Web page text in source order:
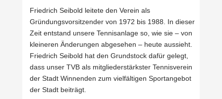
Friedrich Seibold leitete den Verein als
Gründungsvorsitzender von 1972 bis 1988. In dieser
Zeit entstand unsere Tennisanlage so, wie sie – von
kleineren Änderungen abgesehen – heute aussieht.
Friedrich Seibold hat den Grundstock dafür gelegt,
dass unser TVB als mitgliederstärkster Tennisverein
der Stadt Winnenden zum vielfältigen Sportangebot
der Stadt beiträgt.